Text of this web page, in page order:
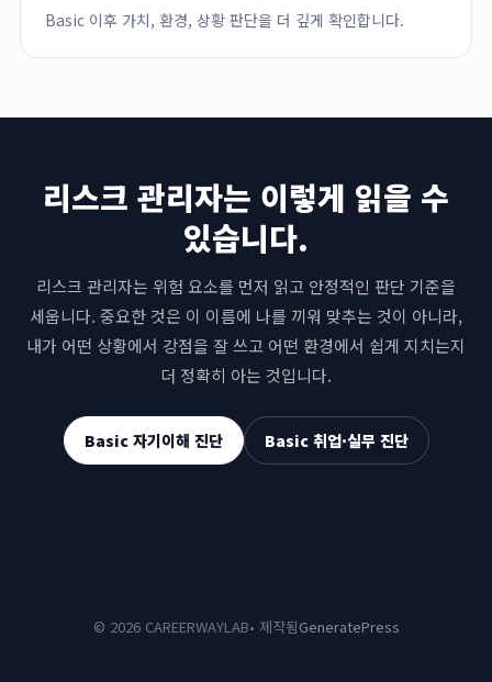
Basic 이후 가치, 환경, 상황 판단을 더 깊게 확인합니다.
리스크 관리자는 이렇게 읽을 수
있습니다.
리스크 관리자는 위험 요소를 먼저 읽고 안정적인 판단 기준을
세웁니다. 중요한 것은 이 이름에 나를 끼워 맞추는 것이 아니라,
내가 어떤 상황에서 강점을 잘 쓰고 어떤 환경에서 쉽게 지치는지
더 정확히 아는 것입니다.
Basic 자기이해 진단 Basic 취업·실무 진단
© 2026 CAREERWAYLAB• 제작됨GeneratePress